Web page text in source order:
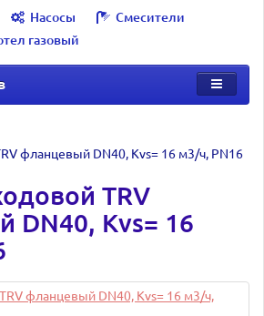
Насосы
Смесители
газовый
фланцевый DN40, Kvs= 16 м3/ч, PN16
TRV
DN40, Kvs= 16